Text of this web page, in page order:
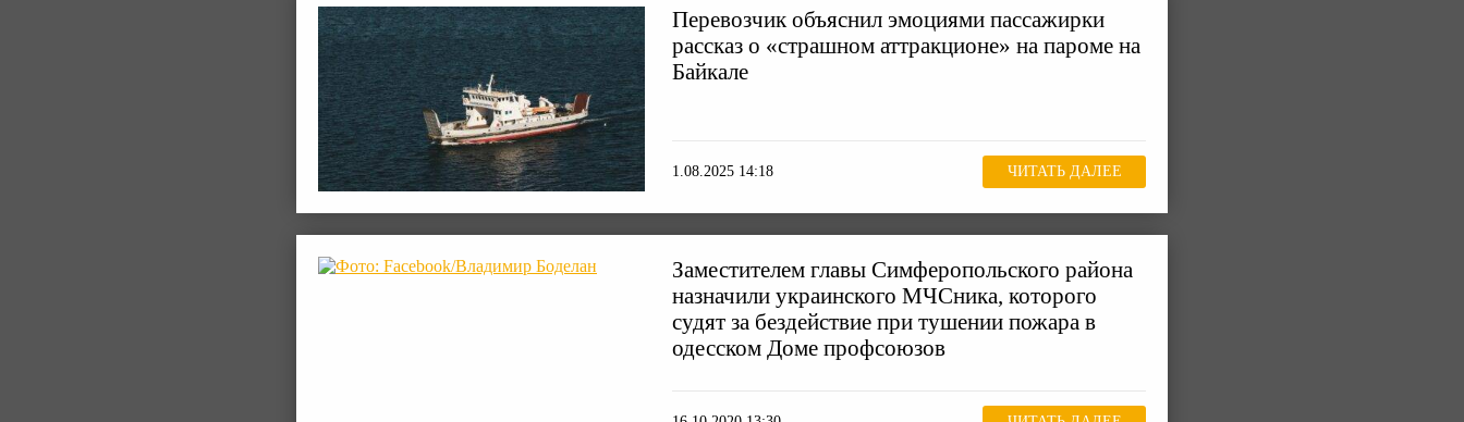
Перевозчик объяснил эмоциями пассажирки
рассказ о «страшном аттракционе» на пароме на
Байкале
1.08.2025 14:18 ЧИТАТЬ ДАЛЕЕ
Заместителем главы Симферопольского района
назначили украинского МЧСника, которого
судят за бездействие при тушении пожара в
одесском Доме профсоюзов